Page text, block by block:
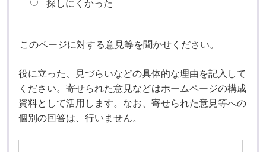
探しにくかった
このページに対する意見等を聞かせください。
役に立った、見づらいなどの具体的な理由を記入して
ください。寄せられた意見などはホームページの構成
資料として活用します。なお、寄せられた意見等への
個別の回答は、行いません。